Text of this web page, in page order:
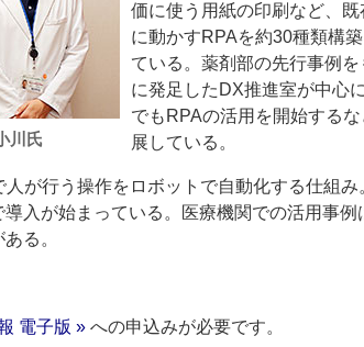
川氏
価に使う用紙の印刷など、
に動かすRPAを約30種類構
ている。薬剤部の先行事例
に発足したDX推進室が中心
でもRPAの活用を開始する
展している。
が行う操作をロボットで自動化する仕組み
入が始まっている。医療機関での活用事
る。
電子版 » への申込みが必要です。